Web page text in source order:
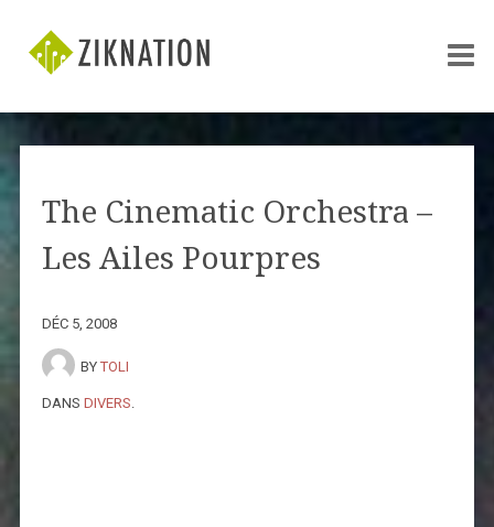
The Cinematic Orchestra –
Les Ailes Pourpres
DÉC 5, 2008
BY TOLI
DANS DIVERS